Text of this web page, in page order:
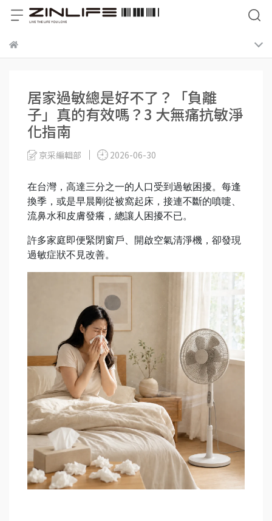
居家過敏總是好不了？「負離
子」真的有效嗎？3 大無痛抗敏淨
化指南
京采編輯部 2026-06-30
在台灣，高達三分之一的人口受到過敏困擾。每逢
換季，或是早晨剛從被窩起床，接連不斷的噴嚏、
流鼻水和皮膚發癢，總讓人困擾不已。
許多家庭即便緊閉窗戶、開啟空氣清淨機，卻發現
過敏症狀不見改善。